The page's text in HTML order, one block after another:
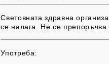
Световната здравна
се налага. Не се
Употреба: